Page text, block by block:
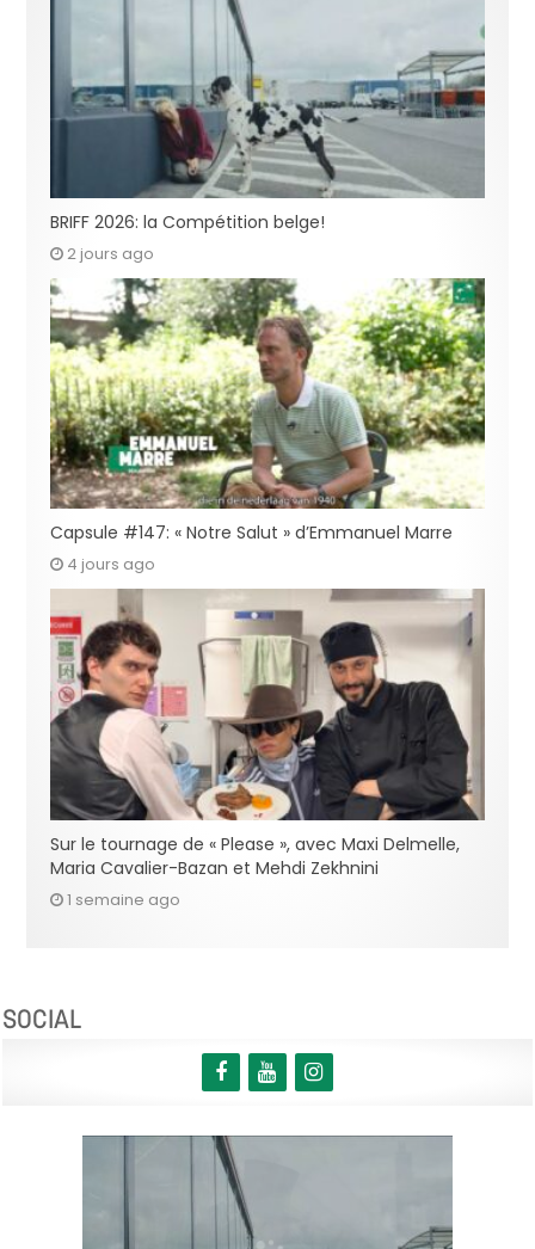
BRIFF 2026: la Compétition belge!
2 jours ago
Capsule #147: « Notre Salut » d’Emmanuel Marre
4 jours ago
Sur le tournage de « Please », avec Maxi Delmelle,
Maria Cavalier-Bazan et Mehdi Zekhnini
1 semaine ago
SOCIAL